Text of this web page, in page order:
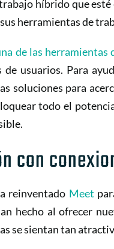
híbrido que
herramientas de
de las
usuarios. Para
soluciones para
todo el
con
reinventado Meet
hecho al ofrecer
se sientan tan